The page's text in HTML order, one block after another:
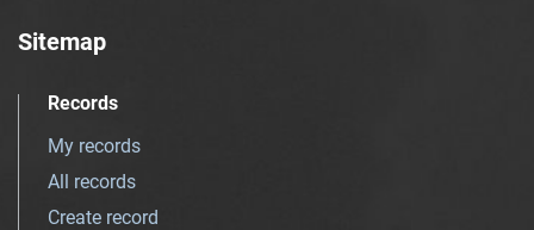
Sitemap
Records
My records
All records
Create record